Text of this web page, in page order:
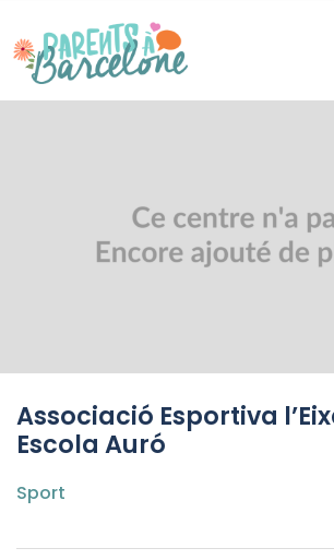
Associació Esportiva
Escola Auró
Sport